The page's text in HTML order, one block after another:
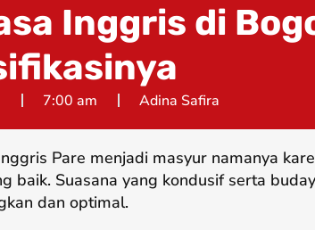
Inggris di
7:00 am Adina Safira
Pare menjadi masyur namanya
baik. Suasana yang kondusif serta
dan optimal.